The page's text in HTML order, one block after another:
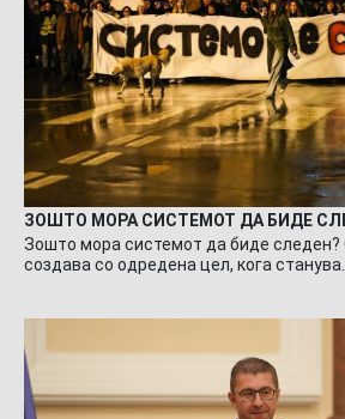
ЗОШТО МОРА СИСТЕМОТ ДА БИДЕ
Зошто мора системот да биде следен?
создава со одредена цел, кога станува…